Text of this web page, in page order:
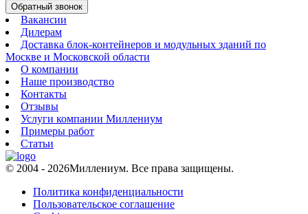
Обратный звонок
Вакансии
Дилерам
Доставка блок-контейнеров и модульных зданий по
Москве и Московской области
О компании
Наше производство
Контакты
Отзывы
Услуги компании Миллениум
Примеры работ
Статьи
© 2004 - 2026Миллениум. Все права защищены.
Политика конфиденциальности
Пользовательское соглашение